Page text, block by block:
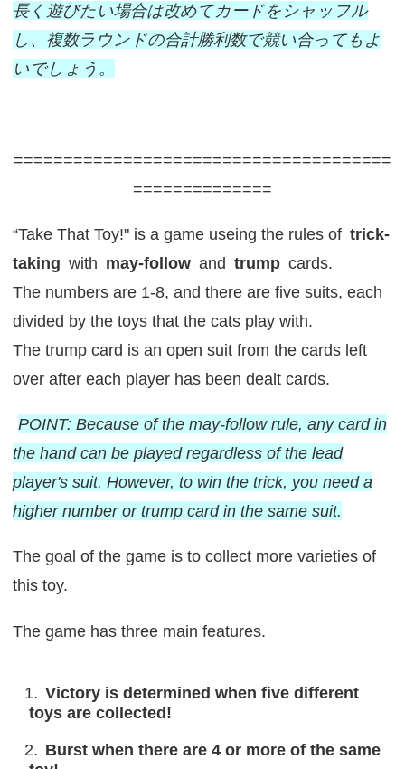
長く遊びたい場合は改めてカードをシャッフル
し、複数ラウンドの合計勝利数で競い合ってもよ
いでしょう。
======================================
==============
“Take That Toy!" is a game useing the rules of trick-
taking with may-follow and trump cards.
The numbers are 1-8, and there are five suits, each
divided by the toys that the cats play with.
The trump card is an open suit from the cards left
over after each player has been dealt cards.
POINT: Because of the may-follow rule, any card in
the hand can be played regardless of the lead
player's suit. However, to win the trick, you need a
higher number or trump card in the same suit.
The goal of the game is to collect more varieties of
this toy.
The game has three main features.
Victory is determined when five different
toys are collected!
Burst when there are 4 or more of the same